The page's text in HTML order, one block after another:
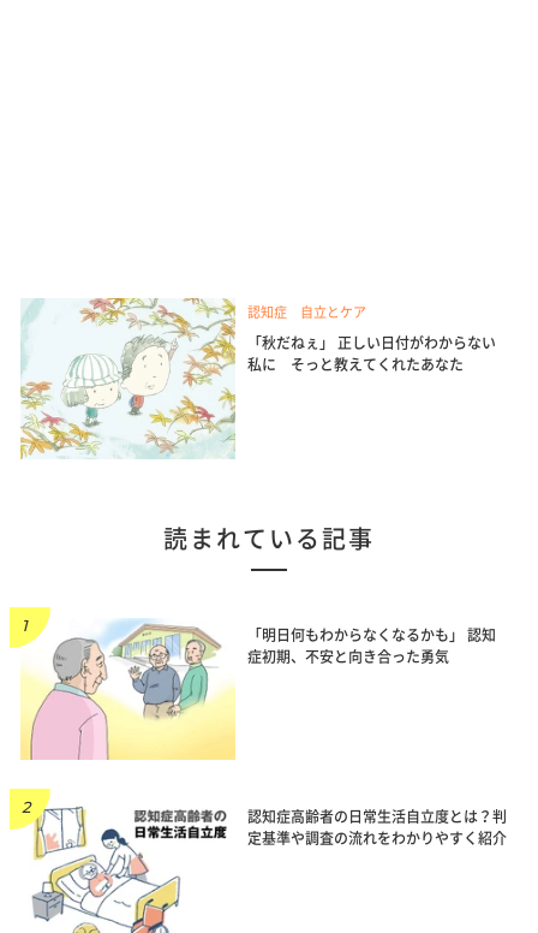
認知症 自立とケア
「秋だねぇ」 正しい日付がわからない
私に そっと教えてくれたあなた
読まれている記事
「明日何もわからなくなるかも」 認知
症初期、不安と向き合った勇気
認知症高齢者の日常生活自立度とは？判
定基準や調査の流れをわかりやすく紹介